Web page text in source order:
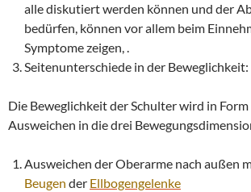
alle diskutiert werden können und der
bedürfen, können vor allem beim
Symptome zeigen, .
Seitenunterschiede in der Beweglichkeit:
Die Beweglichkeit der Schulter wird in Form
Ausweichen in die drei
Ausweichen der Oberarme nach außen
Beugen der Ellbogengelenke